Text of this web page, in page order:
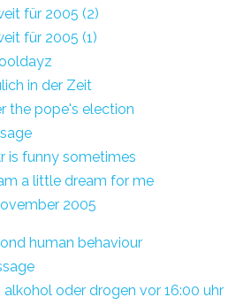
für 2005 (2)
für 2005 (1)
in der Zeit
the pope's election
is funny sometimes
a little dream for me
2005
human behaviour
alkohol oder drogen vor 16:00 uhr